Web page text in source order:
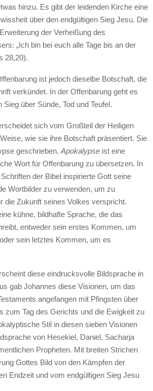
hinzu. Es gibt der leidenden Kirche eine
über den endgültigen Sieg Jesu. Die
der Verheißung des
„Ich bin bei euch alle Tage bis an der
28,20).
ist jedoch dieselbe Botschaft, die
verkündet. In der Offenbarung geht es
über Sünde, Tod und Teufel.
sich vom Großteil der Heiligen
wie sie ihre Botschaft präsentiert. Sie
geschrieben. Apokalypse ist eine
Wort für Offenbarung zu übersetzen. In
der Bibel inspirierte Gott seine
Wortbilder zu verwenden, um zu
die Zukunft seines Volkes verspricht.
kühne, bildhafte Sprache, die das
entweder sein erstes Kommen, um
sein letztes Kommen, um es
diese eindrucksvolle Bildsprache in
gab Johannes diese Visionen, um das
angefangen mit Pfingsten über
zum Tag des Gerichts und die Ewigkeit zu
Stil in diesen sieben Visionen
von Hesekiel, Daniel, Sacharja
Propheten. Mit breiten Strichen
Gottes Bild von den Kämpfen der
Endzeit und vom endgültigen Sieg Jesu